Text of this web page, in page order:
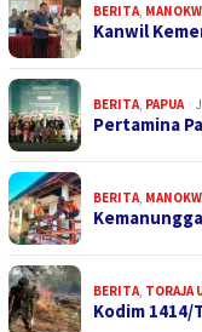
BERITA
Kanwil
BERITA PAPUA
Pertamina
BERITA
BERITA TORAJA
Kodim